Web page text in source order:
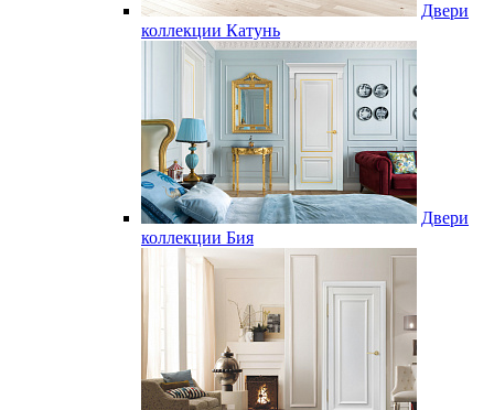
Двери
коллекции Катунь
Двери
коллекции Бия